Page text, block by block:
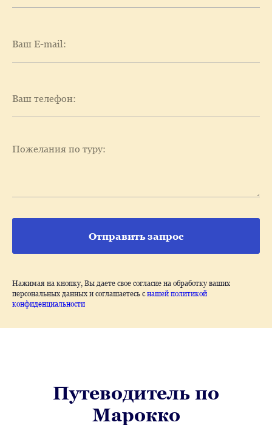
Отправить запрос
Нажимая на кнопку, Вы даете свое согласие на обработку ваших
персональных данных и соглашаетесь снашей политикой
конфиденциальности
Путеводитель по
Марокко